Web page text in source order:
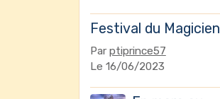
Festival du Magicien
Par ptiprince57
Le 16/06/2023